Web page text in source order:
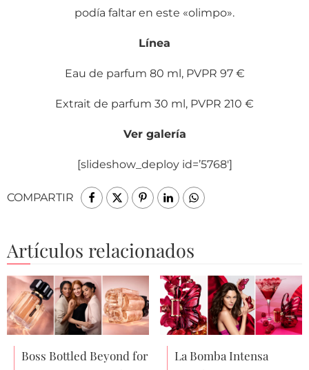
podía faltar en este «olimpo».
Línea
Eau de parfum 80 ml, PVPR 97 €
Extrait de parfum 30 ml, PVPR 210 €
Ver galería
[slideshow_deploy id=’5768′]
COMPARTIR
Artículos relacionados
Boss Bottled Beyond for
La Bomba Intensa